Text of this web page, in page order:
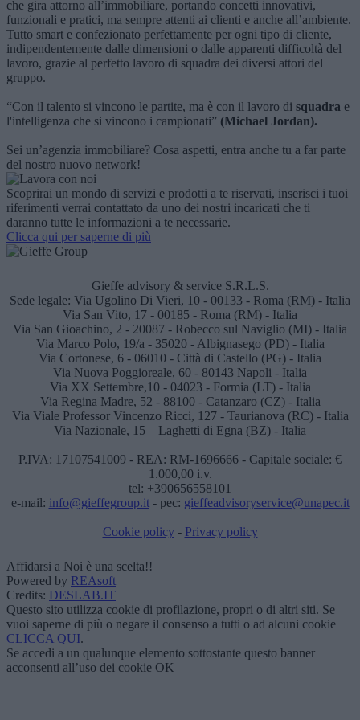
che gira attorno all’immobiliare, portando concetti innovativi,
funzionali e pratici, ma sempre attenti ai clienti e anche all’ambiente.
Tutto smart e confezionato perfettamente per ogni tipo di cliente,
indipendentemente dalle dimensioni o dalle apparenti difficoltà del
lavoro, grazie al perfetto lavoro di squadra dei diversi attori del
gruppo.
“Con il talento si vincono le partite, ma è con il lavoro di squadra e
l'intelligenza che si vincono i campionati” (Michael Jordan).
Sei un’agenzia immobiliare? Cosa aspetti, entra anche tu a far parte
del nostro nuovo network!
Scoprirai un mondo di servizi e prodotti a te riservati, inserisci i tuoi
riferimenti verrai contattato da uno dei nostri incaricati che ti
daranno tutte le informazioni a te necessarie.
Clicca qui per saperne di più
Gieffe advisory & service S.R.L.S.
Sede legale: Via Ugolino Di Vieri, 10 - 00133 - Roma (RM) - Italia
Via San Vito, 17 - 00185 - Roma (RM) - Italia
Via San Gioachino, 2 - 20087 - Robecco sul Naviglio (MI) - Italia
Via Marco Polo, 19/a - 35020 - Albignasego (PD) - Italia
Via Cortonese, 6 - 06010 - Città di Castello (PG) - Italia
Via Nuova Poggioreale, 60 - 80143 Napoli - Italia
Via XX Settembre,10 - 04023 - Formia (LT) - Italia
Via Regina Madre, 52 - 88100 - Catanzaro (CZ) - Italia
Via Viale Professor Vincenzo Ricci, 127 - Taurianova (RC) - Italia
Via Nazionale, 15 – Laghetti di Egna (BZ) - Italia
P.IVA: 17107541009 - REA: RM-1696666 - Capitale sociale: €
1.000,00 i.v.
tel: +390656558101
e-mail: info@gieffegroup.it- pec: gieffeadvisoryservice@unapec.it
Cookie policy- Privacy policy
Affidarsi a Noi è una scelta!!
Powered by REAsoft
Credits: DESLAB.IT
Questo sito utilizza cookie di profilazione, propri o di altri siti. Se
vuoi saperne di più o negare il consenso a tutti o ad alcuni cookie
CLICCA QUI.
Se accedi a un qualunque elemento sottostante questo banner
acconsenti all’uso dei cookie OK